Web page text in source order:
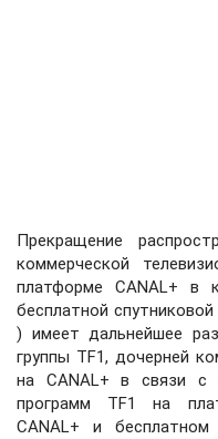
Прекращение
коммерческой
платформе CANAL+ в
бесплатной
) имеет дальнейшее
группы TF1, дочерней
на CANAL+ в связи с
программ TF1 на
CANAL+ и бесплатном